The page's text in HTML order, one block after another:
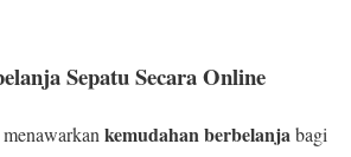
Sepatu Secara Online
menawarkan kemudahan berbelanjabagi